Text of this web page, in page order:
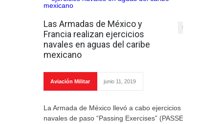
Las Armadas de México y
Francia realizan ejercicios
navales en aguas del caribe
mexicano
0
Aviación Militar junio 11, 2019
La Armada de México llevó a cabo ejercicios
navales de paso “Passing Exercises” (PASSEX)